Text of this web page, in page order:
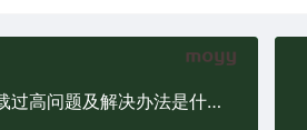
Linux 系统中常见 CPU 负载过高问题及解决办法是什么？